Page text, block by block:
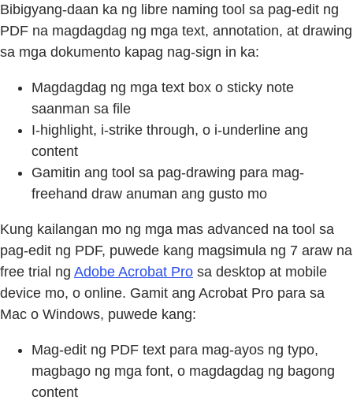
Bibigyang-daan ka ng libre naming tool sa pag-edit ng
PDF na magdagdag ng mga text, annotation, at drawing
sa mga dokumento kapag nag-sign in ka:
Magdagdag ng mga text box o sticky note
saanman sa file
I-highlight, i-strike through, o i-underline ang
content
Gamitin ang tool sa pag-drawing para mag-
freehand draw anuman ang gusto mo
Kung kailangan mo ng mga mas advanced na tool sa
pag-edit ng PDF, puwede kang magsimula ng 7 araw na
free trial ng Adobe Acrobat Pro sa desktop at mobile
device mo, o online. Gamit ang Acrobat Pro para sa
Mac o Windows, puwede kang:
Mag-edit ng PDF text para mag-ayos ng typo,
magbago ng mga font, o magdagdag ng bagong
content